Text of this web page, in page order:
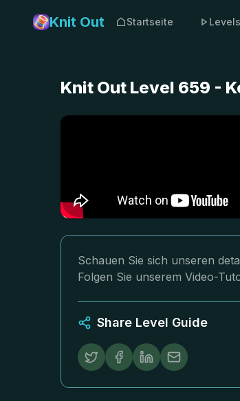
Knit Out Startseite Levels
Knit Out Level 659 -
Schauen Sie sich unseren
Folgen Sie unserem Video-
Share Level Guide